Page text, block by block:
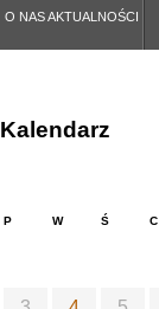
O NAS AKTUALNOŚCI
Kalendarz
P W Ś C